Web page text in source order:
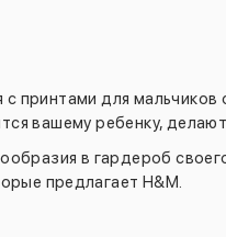
принтами для мальчиков
вашему ребенку,
в гардероб
предлагает H&M.